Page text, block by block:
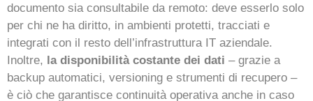
documento sia consultabile da remoto: deve esserlo solo
per chi ne ha diritto, in ambienti protetti, tracciati e
integrati con il resto dell’infrastruttura IT aziendale.
Inoltre, la disponibilità costante dei dati – grazie a
backup automatici, versioning e strumenti di recupero –
è ciò che garantisce continuità operativa anche in caso